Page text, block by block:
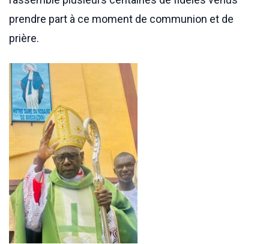
prendre part à ce moment de communion et de
prière.